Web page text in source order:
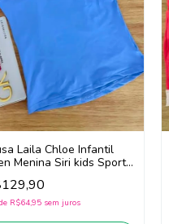
Laila Chloe Infantil
Menina Siri kids Sport
44766 (Azul)
R$64,95 sem juros